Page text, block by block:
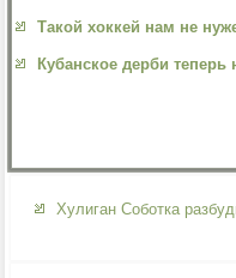
Такой хоккей нам не
Кубанское дерби теперь
Хулиган Соботка